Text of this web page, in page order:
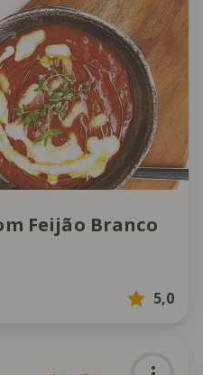
Feijão Branco
5,0